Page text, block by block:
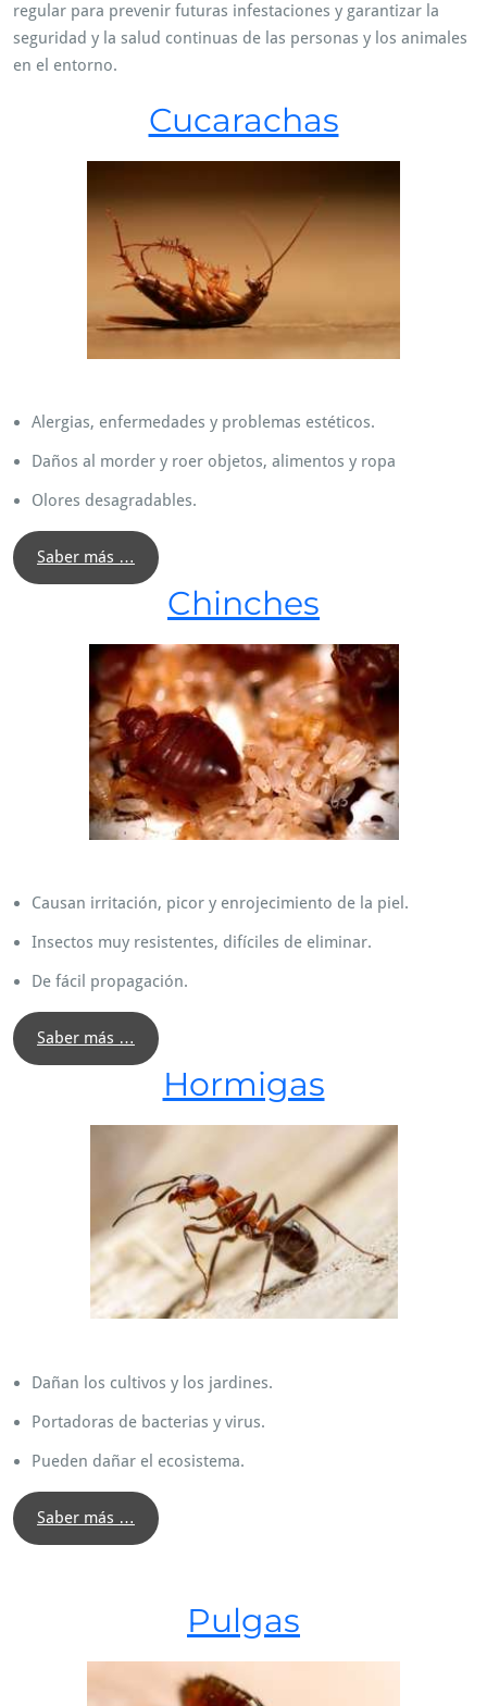
regular para prevenir futuras infestaciones y garantizar la
seguridad y la salud continuas de las personas y los animales
en el entorno.
Cucarachas
Alergias, enfermedades y problemas estéticos.
Daños al morder y roer objetos, alimentos y ropa
Olores desagradables.
Saber más …
Chinches
Causan irritación, picor y enrojecimiento de la piel.
Insectos muy resistentes, difíciles de eliminar.
De fácil propagación.
Saber más …
Hormigas
Dañan los cultivos y los jardines.
Portadoras de bacterias y virus.
Pueden dañar el ecosistema.
Saber más …
Pulgas